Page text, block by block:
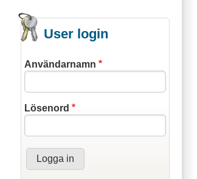
User login
Användarnamn
Lösenord